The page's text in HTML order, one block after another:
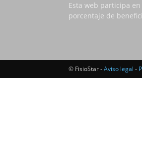
Esta web participa
porcentaje de
© FisioStar -Aviso legal -